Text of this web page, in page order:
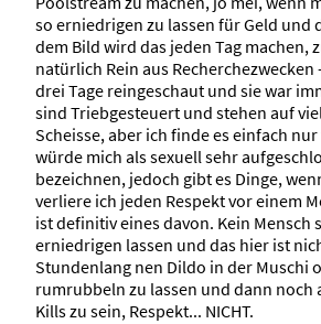
so erniedrigen zu lassen für Geld und
dem Bild wird das jeden Tag machen,
natürlich Rein aus Recherchezwecken
drei Tage reingeschaut und sie war
sind Triebgesteuert und stehen auf
Scheisse, aber ich finde es einfach
würde mich als sexuell sehr
bezeichnen, jedoch gibt es Dinge,
verliere ich jeden Respekt vor einem
ist definitiv eines davon. Kein Mensch
erniedrigen lassen und das hier ist
Stundenlang nen Dildo in der Muschi
rumrubbeln zu lassen und dann noch
Kills zu sein, Respekt... NICHT.